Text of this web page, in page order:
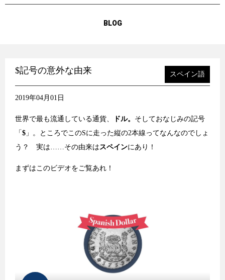
BLOG
$記号の意外な由来 スペイン語
2019年04月01日
世界で最も流通している通貨、 ドル。 そしておなじみの記号
「$ 」。ところでこのSに走った縦の2本線ってなんなのでしょ
う？ 実は……その由来は スペインにあり！
まずはこのビデオをご覧あれ！